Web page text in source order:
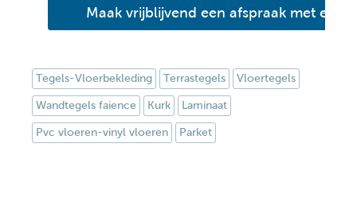
Maak vrijblijvend een afspraak met een
Tegels-Vloerbekleding Terrastegels Vloertegels
Wandtegels faience Kurk Laminaat
Pvc vloeren-vinyl vloeren Parket